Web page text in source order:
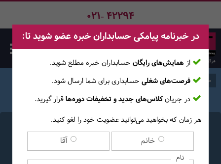
021- 42294
آزمون حسابدار رسمی
چیست؟
صفحه اصلی وبلاگ
در خبرنامه پیامکی حسابداران خبره عضو شوید تا:
از همایش‌های رایگان حسابداران خبره مطلع ‎شوید.
فرصت‌های شغلی حسابداری برای شما ارسال شود.
در جریانکلاس‌های جدید و تخفیفات دوره‌هاقرار گیرید.
هر زمان که بخواهید می‌توانید عضویت خود را لغو کنید.
خانم آقا
نام